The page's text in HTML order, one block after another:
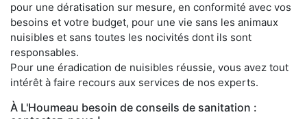
pour une dératisation sur mesure, en conformité avec vos
besoins et votre budget, pour une vie sans les animaux
nuisibles et sans toutes les nocivités dont ils sont
responsables.
Pour une éradication de nuisibles réussie, vous avez tout
intérêt à faire recours aux services de nos experts.
À L'Houmeau besoin de conseils de sanitation :